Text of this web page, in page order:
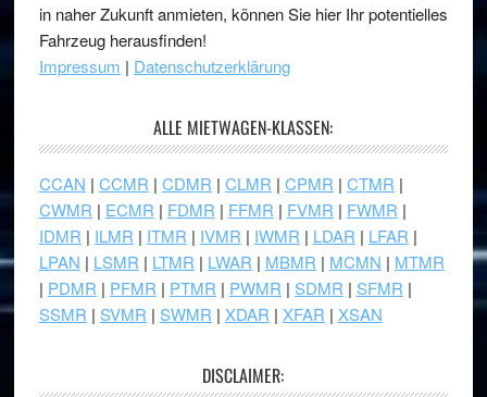
in naher Zukunft anmieten, können Sie hier Ihr potentielles
Fahrzeug herausfinden!
Impressum | Datenschutzerklärung
ALLE MIETWAGEN-KLASSEN:
CCAN | CCMR | CDMR | CLMR | CPMR | CTMR |
CWMR | ECMR | FDMR | FFMR | FVMR | FWMR |
IDMR | ILMR | ITMR | IVMR | IWMR | LDAR | LFAR |
LPAN | LSMR | LTMR | LWAR | MBMR | MCMN | MTMR
| PDMR | PFMR | PTMR | PWMR | SDMR | SFMR |
SSMR | SVMR | SWMR | XDAR | XFAR | XSAN
DISCLAIMER: